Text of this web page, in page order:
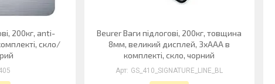
200кг, аnti-
скло/
Beurer Ваги підлогові, 200кг, товщина
8мм, великий дисплей, 3хААА в
комплекті, скло, чорний
GS_410_SIGNATURE_LINE_BL